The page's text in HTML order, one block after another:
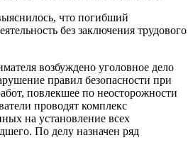
что погибший
без заключения трудового
возбуждено уголовное дело
правил безопасности при
повлекшее по неосторожности
проводят комплекс
на установление всех
По делу назначен ряд